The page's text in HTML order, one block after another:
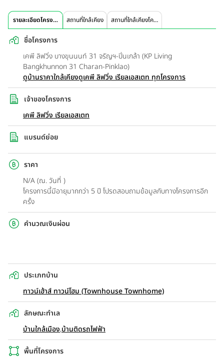
รายละเอียดโครงการ สถานที่ใกล้เคียง สถานที่ใกล้เคียงโครงการ
ชื่อโครงการ
เคพี ลิฟวิ่ง บางขุนนนท์ 31 จรัญฯ-ปิ่นเกล้า (KP Living
Bangkhunnon 31 Charan-Pinklao)
ดูบ้านราคาใกล้เคียงดูเคพี ลิฟวิ่ง เรียลเอสเตท ทุกโครงการ
เจ้าของโครงการ
เคพี ลิฟวิ่ง เรียลเอสเตท
แบรนด์ย่อย
ราคา
N/A (ณ. วันที่ )
โครงการนี้มีอายุมากกว่า 5 ปี โปรดสอบถามข้อมูลกับทางโครงการอีก
ครั้ง
คำนวณเงินผ่อน
ประเภทบ้าน
ทาวน์เฮ้าส์ ทาวน์โฮม (Townhouse Townhome)
ลักษณะทำเล
บ้านใกล้เมือง,บ้านติดรถไฟฟ้า
พื้นที่โครงการ